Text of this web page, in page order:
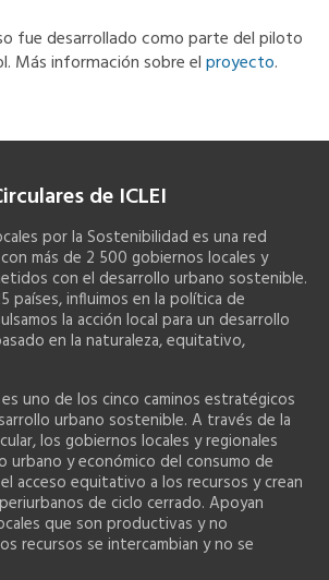
fue desarrollado como parte del piloto
Más información sobre elproyecto.
de ICLEI
por la Sostenibilidad es una red
más de 2 500 gobiernos locales y
con el desarrollo urbano sostenible.
países, influimos en la política de
la acción local para un desarrollo
en la naturaleza, equitativo,
uno de los cinco caminos estratégicos
urbano sostenible. A través de la
los gobiernos locales y regionales
urbano y económico del consumo de
acceso equitativo a los recursos y crean
de ciclo cerrado. Apoyan
que son productivas y no
recursos se intercambian y no se